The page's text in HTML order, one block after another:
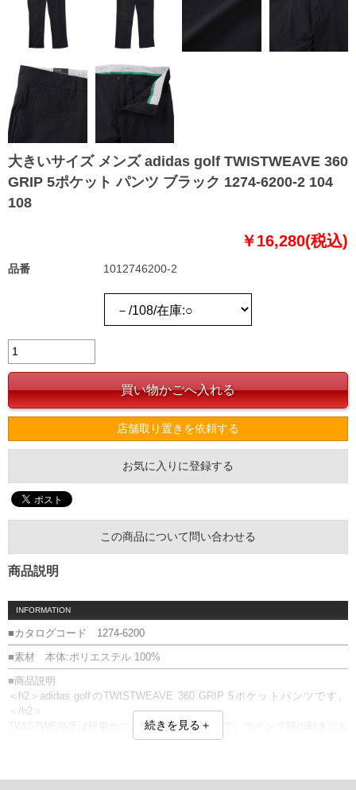
大きいサイズ メンズ adidas golf TWISTWEAVE 360
GRIP 5ポケット パンツ ブラック 1274-6200-2 104
108
￥16,280(税込)
品番 1012746200-2
店舗取り置きを依頼する
お気に入りに登録する
この商品について問い合わせる
商品説明
INFORMATION
■カタログコード 1274-6200
■素材 本体:ポリエステル 100%
■商品説明
＜h2＞adidas golfのTWISTWEAVE 360 GRIP 5ポケットパンツです。
＜/h2＞
TWISTWEAVEは軽量かつストレッチ性が特長で、スイング時の動きにも
続きを見る＋